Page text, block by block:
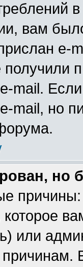
вам
e-
mail.
mail, но
но
или